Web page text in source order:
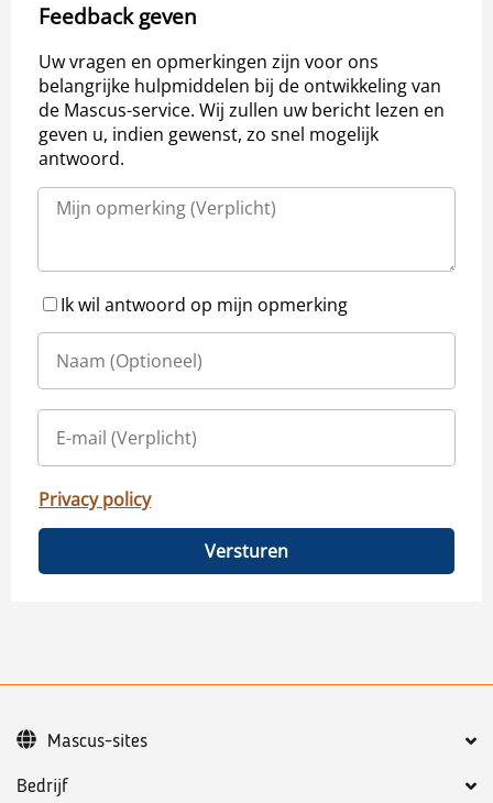
Feedback geven
Uw vragen en opmerkingen zijn voor ons
belangrijke hulpmiddelen bij de ontwikkeling van
de Mascus-service. Wij zullen uw bericht lezen en
geven u, indien gewenst, zo snel mogelijk
antwoord.
Ik wil antwoord op mijn opmerking
Privacy policy
Versturen
Bedrijf
Mascus-sites